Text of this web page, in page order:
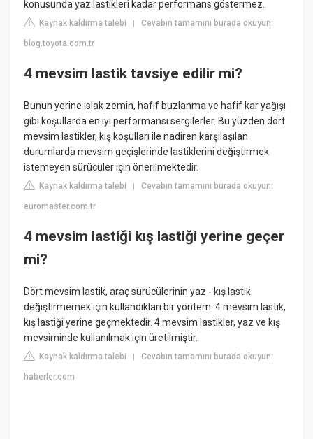
konusunda yaz lastikleri kadar performans göstermez.
Kaynak kaldırma talebi |Cevabın tamamını burada okuyun:
blog.toyota.com.tr
4 mevsim lastik tavsiye edilir mi?
Bunun yerine ıslak zemin, hafif buzlanma ve hafif kar yağışı
gibi koşullarda en iyi performansı sergilerler. Bu yüzden dört
mevsim lastikler, kış koşulları ile nadiren karşılaşılan
durumlarda mevsim geçişlerinde lastiklerini değiştirmek
istemeyen sürücüler için önerilmektedir.
Kaynak kaldırma talebi |Cevabın tamamını burada okuyun:
euromaster.com.tr
4 mevsim lastiği kış lastiği yerine geçer
mi?
Dört mevsim lastik, araç sürücülerinin yaz - kış lastik
değiştirmemek için kullandıkları bir yöntem. 4 mevsim lastik,
kış lastiği yerine geçmektedir. 4 mevsim lastikler, yaz ve kış
mevsiminde kullanılmak için üretilmiştir.
Kaynak kaldırma talebi |Cevabın tamamını burada okuyun:
haberler.com